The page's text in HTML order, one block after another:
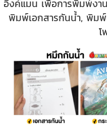
อิงค์แมน เพื่อการพิมพ์งา
พิมพ์เอกสารกันน้ำ, พิม
โ